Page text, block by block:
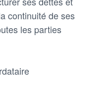
continuité de ses
les parties